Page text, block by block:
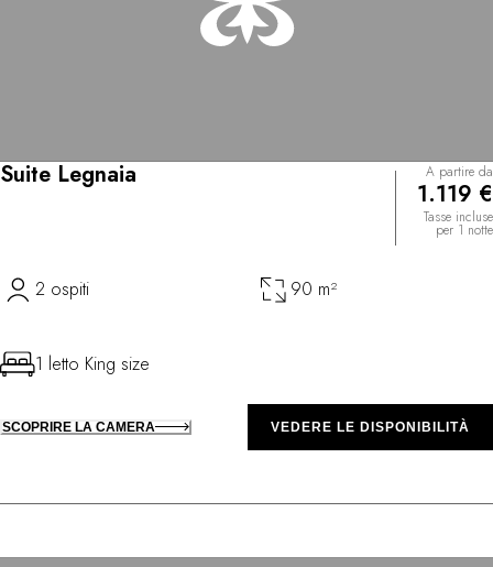
Suite Legnaia A partire da
1.119 €
Tasse incluse
per 1 notte
2 ospiti 90 m²
1 letto King size
SCOPRIRE LA CAMERA VEDERE LE DISPONIBILITÀ